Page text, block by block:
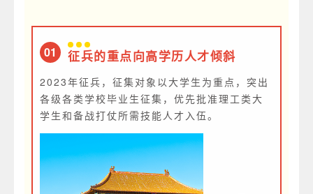
01 征兵的重点向高学历人才倾斜
2023年征兵，征集对象以大学生为重点，突出
各级各类学校毕业生征集，优先批准理工类大
学生和备战打仗所需技能人才入伍。